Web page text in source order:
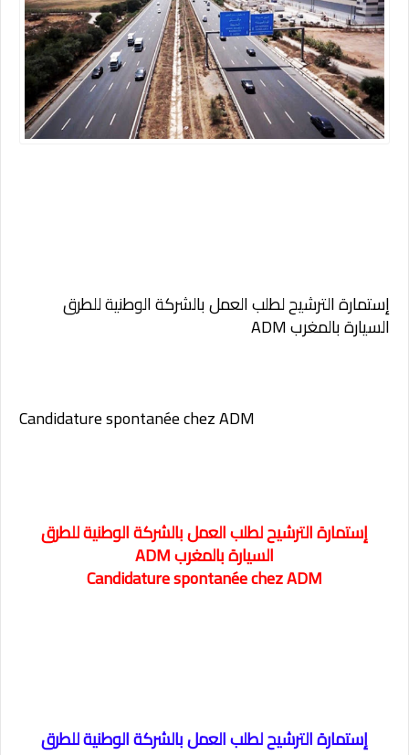
إستمارة الترشيح لطلب العمل بالشركة الوطنية للطرق
السيارة بالمغرب ADM
Candidature spontanée chez ADM
إستمارة الترشيح لطلب العمل بالشركة الوطنية للطرق
السيارة بالمغرب ADM
Candidature spontanée chez ADM
إستمارة الترشيح لطلب العمل بالشركة الوطنية للطرق